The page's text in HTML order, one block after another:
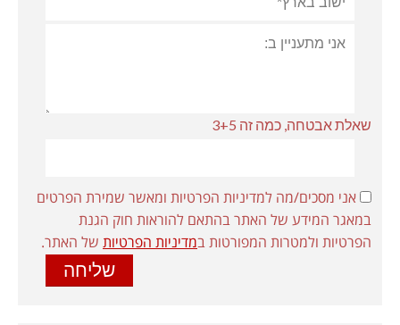
שאלת אבטחה, כמה זה 3+5
אני מסכים/מה למדיניות הפרטיות ומאשר שמירת הפרטים
במאגר המידע של האתר בהתאם להוראות חוק הגנת
הפרטיות ולמטרות המפורטות במדיניות הפרטיות של האתר.